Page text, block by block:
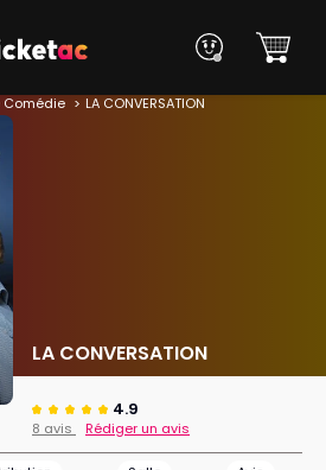
Comédie LA CONVERSATION
LA CONVERSATION
4.9
8 avis Rédiger un avis